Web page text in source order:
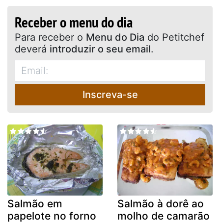
Receber o menu do dia
Para receber o Menu do Dia do Petitchef
deverá introduzir o seu email.
Inscreva-se
Salmão em
papelote no forno
Salmão à dorê ao
molho de camarão